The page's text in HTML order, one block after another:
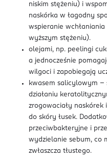
niskim stężeniu) i
naskórka w łagodny
wspieranie
wyższym stężeniu).
olejami, np. peelingi
a jednocześnie
wilgoci i zapobiegają
kwasem salicylowym –
działaniu
zrogowaciały naskórek
do skóry łusek.
przeciwbakteryjne i
wydzielanie sebum, co
zwłaszcza tłustego.